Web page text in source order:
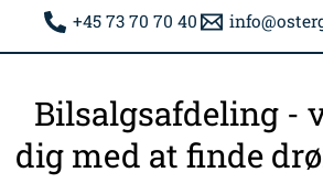
+45 73 70 70 40
Bilsalgsafdeling -
dig med at finde